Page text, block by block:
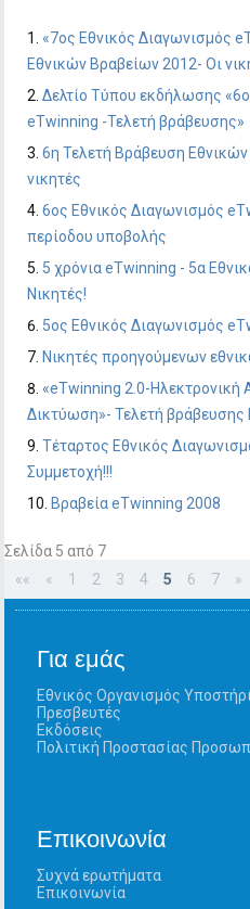
«7ος Εθνικός Διαγωνισμός
Εθνικών Βραβείων 2012- Οι
Δελτίο Τύπου εκδήλωσης
eTwinning -Τελετή βράβευσης»
6η Τελετή Βράβευση
νικητές
6ος Εθνικός Διαγωνισμός
περίοδου υποβολής
5 χρόνια eΤwinning - 5α
Νικητές!
5ος Εθνικός Διαγωνισμός
Νικητές προηγούμενων
«eTwinning 2.0-Ηλεκτρονική
Δικτύωση»- Τελετή
Τέταρτος Εθνικός
Συμμετοχή!!!
Βραβεία eTwinning 2008
Σελίδα 5 από 7
««
« 1 2 3 4 5 6 7 »
Για εμάς
Εθνικός Οργανισμός
Πρεσβευτές
Εκδόσεις
Πολιτική Προστασίας
Επικοινωνία
Συχνά ερωτήματα
Επικοινωνία